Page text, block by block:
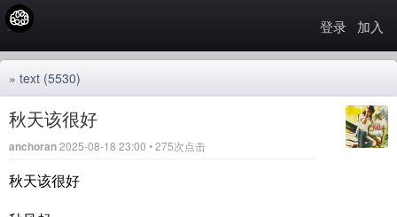
登录 加入
» text (5530)
秋天该很好
anchoran2025-08-18 23:00 • 275次点击
秋天该很好